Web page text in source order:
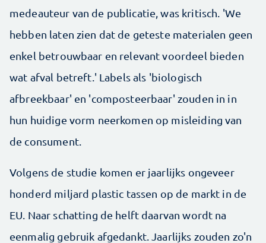
medeauteur van de publicatie, was kritisch. 'We
hebben laten zien dat de geteste materialen geen
enkel betrouwbaar en relevant voordeel bieden
wat afval betreft.' Labels als 'biologisch
afbreekbaar' en 'composteerbaar' zouden in in
hun huidige vorm neerkomen op misleiding van
de consument.
Volgens de studie komen er jaarlijks ongeveer
honderd miljard plastic tassen op de markt in de
EU. Naar schatting de helft daarvan wordt na
eenmalig gebruik afgedankt. Jaarlijks zouden zo'n